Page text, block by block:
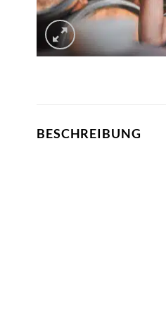
BESCHREIBUNG